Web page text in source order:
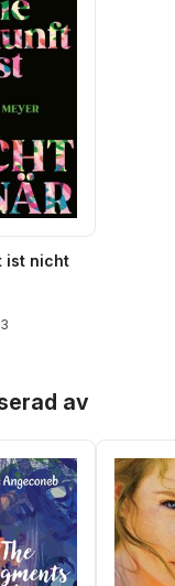
ist nicht
av